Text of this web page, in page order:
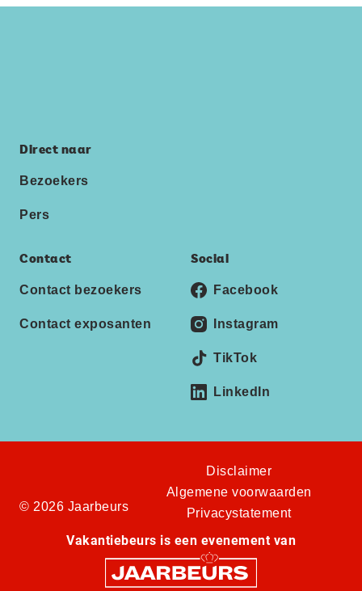
Direct naar
Bezoekers
Pers
Contact
Contact bezoekers
Contact exposanten
Social
Facebook
Instagram
TikTok
LinkedIn
© 2026 Jaarbeurs
Disclaimer
Algemene voorwaarden
Privacystatement
Vakantiebeurs is een evenement van